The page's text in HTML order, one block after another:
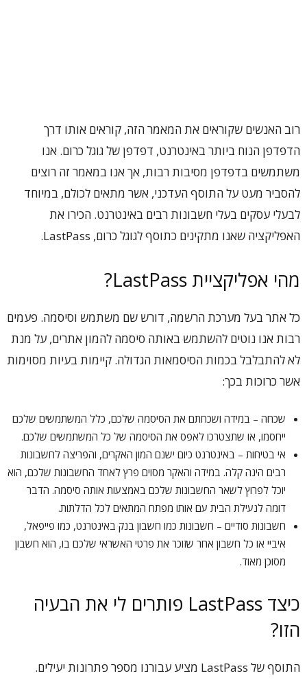
רוב האנשים שקוראים את המאמר הזה, קוראים אותו דרך
הדפדפן הנוח ביותר באינטרנט, דפדפן של גוגל כרום. אנו
משתמשים בדפדפן מסיבות רבות, אך אנו במאמר זה רוצים
להסביר מעט על התוסף העדכני, אשר מתאים לכולם, במיוחד
לבעלי עסקים בעלי חשבונות רבים באינטרנט. הכירו את
האפליקציה שאנו מתקינים כתוסף לגוגל כרום, LastPass.
מהי אפליקציית LastPass?
כל אתר בעל מערכת הרשמה, דורש שם משתמש וסיסמה. פעמים
רבות אנו נוטים להשתמש באותה סיסמה להמון אתרים, על מנת
לא להתבלבל בכמות הסיסמאות הגדולה. קיימות בעיות מסוימות
אשר כרוכות בכך:
שכחה – במידה ושכחתם את הסיסמה שלכם, כלל המשתמשים שלכם
ייחסמו, או שתצטרכו לאפס את הסיסמה של כל המשתמשים שלכם.
אי בטיחות – באינטרנט כיום ישנם המון האקרים, והפריצה לחשבונות
רבים הינה קלה. במידה והאקר מסוים פרץ לאחד החשבונות שלכם, הוא
יוכל לפרוץ לשאר החשבונות שלכם באמצעות אותה סיסמה. הדבר
דומה לנעילת הבית עם אותו מפתח המתאים לכל הדלתות.
חשבונות סודיים – חשבונות כמו חשבון בנק באינטרנט, כמו פייפאל,
איביי או כל חשבון אחר שזוכר את פרטי האשראי שלכם בו, הוא חשבון
מסוכן מאוד.
כיצד LastPass פותרים לי את הבעיה
הזו?
התוסף של LastPass מציע עבורנו מספר פתרונות יעילים.